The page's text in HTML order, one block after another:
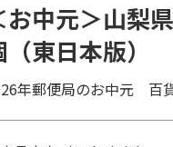
お中元＞山梨
東日本版）
年郵便局のお中元 百